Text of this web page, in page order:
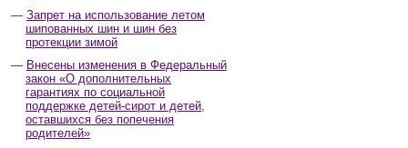
Запрет на использование летом
шипованных шин и шин без
протекции зимой
Внесены изменения в Федеральный
закон «О дополнительных
гарантиях по социальной
поддержке детей-сирот и детей,
оставшихся без попечения
родителей»